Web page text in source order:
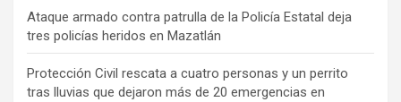
Ataque armado contra patrulla de la Policía Estatal deja
tres policías heridos en Mazatlán
Protección Civil rescata a cuatro personas y un perrito
tras lluvias que dejaron más de 20 emergencias en